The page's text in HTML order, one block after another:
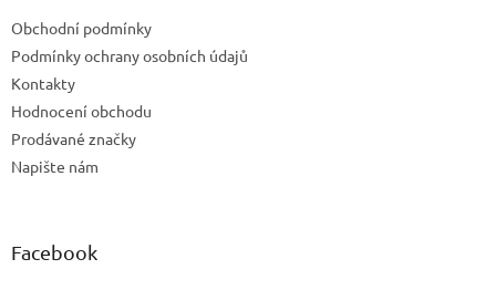
Obchodní podmínky
Podmínky ochrany osobních údajů
Kontakty
Hodnocení obchodu
Prodávané značky
Napište nám
Facebook